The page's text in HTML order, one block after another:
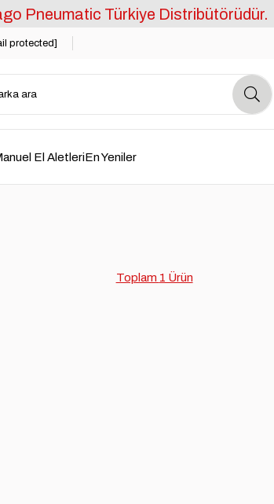
Pneumatic Türkiye Distribütörüdür.
protected]
El AletleriEn Yeniler
1 Ürün